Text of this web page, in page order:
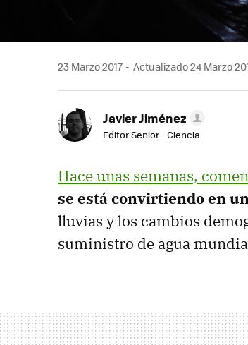
23 Marzo 2017 Actualizado 24 Marzo
Javier Jiménez
Editor Senior - Ciencia
Hace unas semanas,
se está convirtiendo en
lluvias y los cambios
suministro de agua